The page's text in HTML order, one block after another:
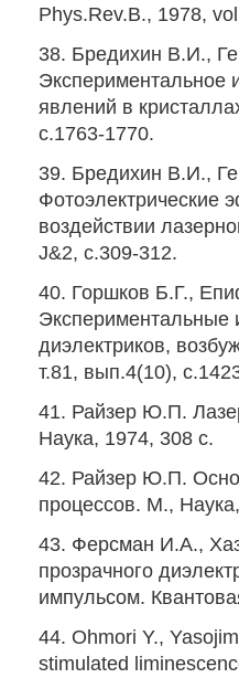
Phys.Rev.B., 1978,
38. Бредихин В.И.,
Экспериментальное
явлений в
с.1763-1770.
39. Бредихин В.И.,
Фотоэлектрические
воздействии
J&2, с.309-312.
40. Горшков Б.Г.,
Экспериментальные
диэлектриков,
т.81, вып.4(10),
41. Райзер Ю.П.
Наука, 1974, 308 с.
42. Райзер Ю.П.
процессов. М.,
43. Ферсман И.А.,
прозрачного
импульсом.
44. Ohmori Y.,
stimulated